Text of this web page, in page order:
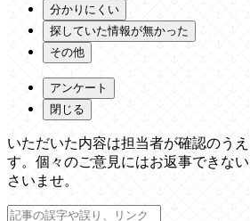
分かりにくい
探していた情報が無かった
その他
アンケート
閉じる
いただいた内容は担当者が確認のう
す。個々のご意見にはお返事できな
さいませ。